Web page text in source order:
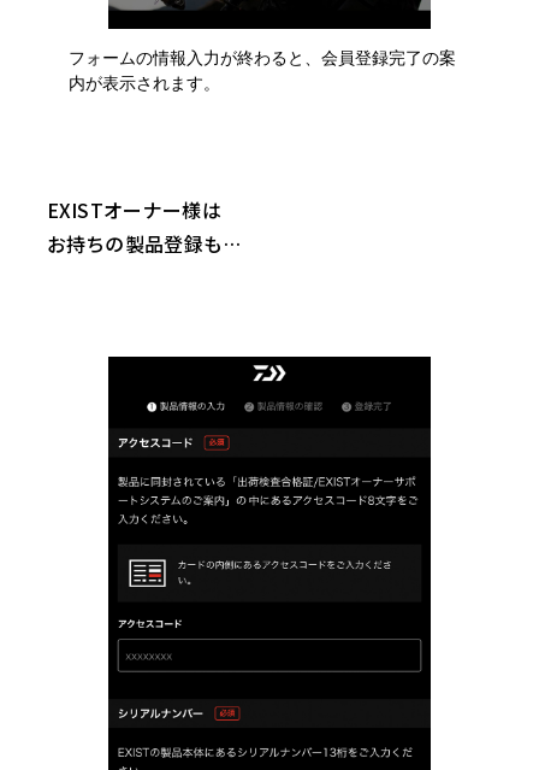
フォームの情報入力が終わると、会員登録完了の案
内が表示されます。
EXISTオーナー様は
お持ちの製品登録も…